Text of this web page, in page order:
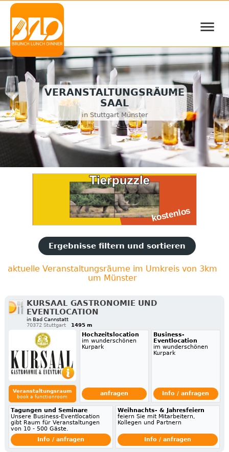
≡
VERANSTALTUNGSRÄUME
SAAL
in Stuttgart Münster
Ergebnisse filtern und sortieren
aktuelle Veranstaltungsräume im Umkreis von 3km
um Münster
KURSAAL GASTRONOMIE UND
EVENTLOCATION
in Bad Cannstatt
70372 Stuttgart
1495 m
Veranstaltungsraum
book a functionroom
Hochzeitslocation
im wunderschönen
Kurpark
anfragen
Business-
Eventlocation
im wunderschönen
Kurpark
Info / anfragen
Tagungen und Seminare
Unsere Business-Eventlocation
gibt Raum für Veranstaltungen
von 10 - 500 Gäste.
Info / anfragen
Weihnachts- & Jahresfeiern
feiern Sie mit Mitarbeitern,
Kollegen und Partnern
Info / anfragen